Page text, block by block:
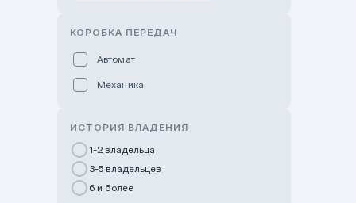
GWM Nurly Zhol
Chery Astana
КОРОБКА ПЕРЕДАЧ
Автомат
Механика
ИСТОРИЯ ВЛАДЕНИЯ
1-2 владельца
3-5 владельцев
6 и более